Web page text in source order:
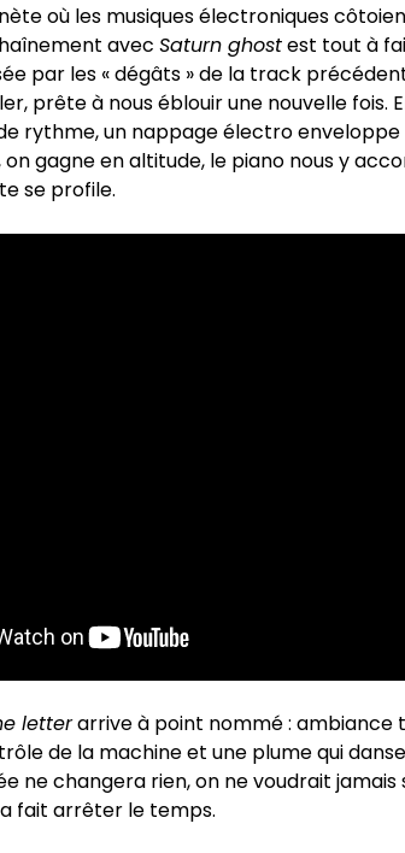
où les musiques électroniques
avec Saturn ghostest tout à
par les « dégâts » de la track
prête à nous éblouir une nouvelle fois.
rythme, un nappage électro enveloppe
gagne en altitude, le piano nous y
se profile.
letterarrive à point nommé : ambiance
de la machine et une plume qui
ne changera rien, on ne voudrait
fait arrêter le temps.